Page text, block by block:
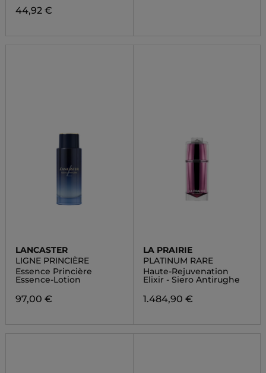
44,92 €
LANCASTER
LIGNE PRINCIÈRE
Essence Princière
Essence-Lotion
97,00 €
LA PRAIRIE
PLATINUM RARE
Haute-Rejuvenation
Elixir - Siero Antirughe
1.484,90 €